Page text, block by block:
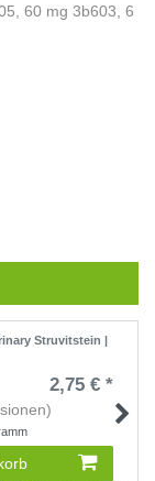
60 mg 3b603, 6
Struvitstein |
2,75 € *